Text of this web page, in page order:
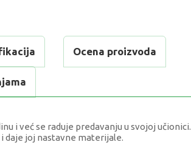
Ocena proizvoda
i već se raduje predavanju u svojoj učionici.
daje joj nastavne materijale.